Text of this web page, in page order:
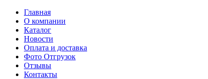
Главная
О компании
Каталог
Новости
Оплата и доставка
Фото Отгрузок
Отзывы
Контакты